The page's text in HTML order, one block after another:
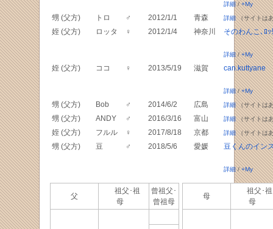
詳細/+My
甥 (父方) トロ ♂ 2012/1/1 青森 詳細（サイトは
姪 (父方) ロッタ ♀ 2012/1/4 神奈川 そのわんこ､ﾛ
詳細/+My
姪 (父方) ココ ♀ 2013/5/19 滋賀 can.kuttyane
詳細/+My
甥 (父方) Bob ♂ 2014/6/2 広島 詳細（サイトは
甥 (父方) ANDY ♂ 2016/3/16 富山 詳細（サイトは
姪 (父方) フルル ♀ 2017/8/18 京都 詳細（サイトは
甥 (父方) 豆 ♂ 2018/5/6 愛媛 豆くんのイン
詳細/+My
父
祖父･祖
母
曾祖父･
曾祖母
母
祖父･祖
母